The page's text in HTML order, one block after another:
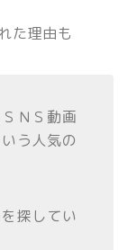
た理由も
ＮＳ動画
う人気の
探してい